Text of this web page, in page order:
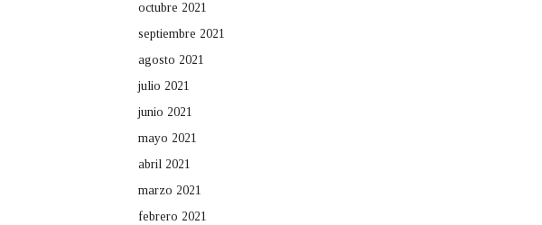
octubre 2021
septiembre 2021
agosto 2021
julio 2021
junio 2021
mayo 2021
abril 2021
marzo 2021
febrero 2021